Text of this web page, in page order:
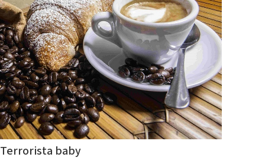
Terrorista baby